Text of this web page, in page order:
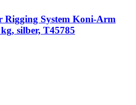
System Koni-Arm
silber, T45785